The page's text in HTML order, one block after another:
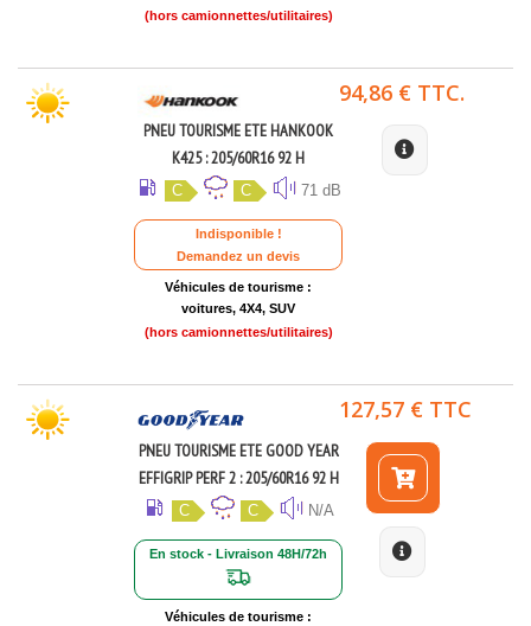
(hors camionnettes/utilitaires)
PNEU TOURISME ETE HANKOOK
K425 : 205/60R16 92 H
C C 71 dB
Indisponible !
Demandez un devis
Véhicules de tourisme :
voitures, 4X4, SUV
(hors camionnettes/utilitaires)
94,86 € TTC.
PNEU TOURISME ETE GOOD YEAR
EFFIGRIP PERF 2 : 205/60R16 92 H
C C N/A
En stock - Livraison 48H/72h
Véhicules de tourisme :
127,57 € TTC